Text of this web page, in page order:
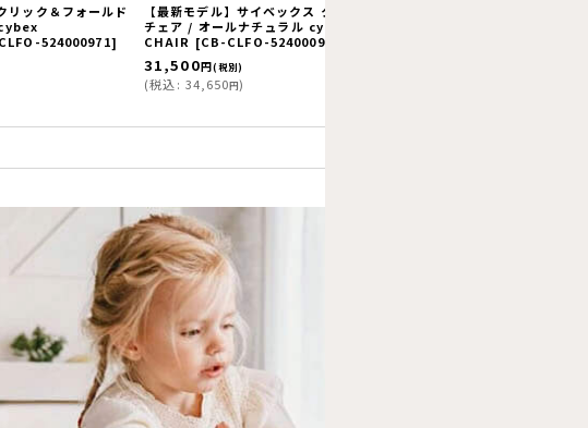
リック＆フォールド
524000971]
【最新モデル】サイベックス クリック＆フォールド
チェア / オールナチュラル cybex CLICK&FOLD
CHAIR [CB-CLFO-524000991
31,500円(税別)
(税込: 34,650円)